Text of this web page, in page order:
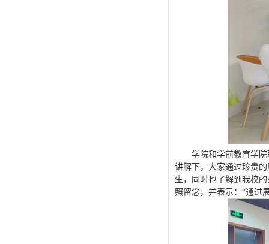
学院和学前教育学
讲解下，大家通过珍贵
生，同时也了解到我校
照留念，并表示：“通过